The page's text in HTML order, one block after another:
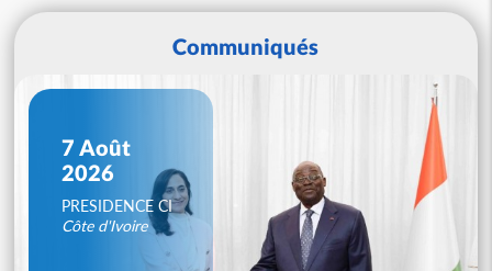
Communiqués
7 Août
2026
PRESIDENCE CI
Côte d'Ivoire